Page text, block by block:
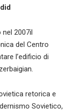
2007il
del Centro
l’edificio di
retorica e
Sovietico,